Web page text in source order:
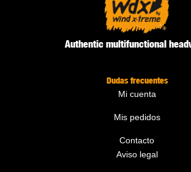
Authentic multifunctional
Dudas frecuentes
Mi cuenta
Mis pedidos
Contacto
Aviso legal